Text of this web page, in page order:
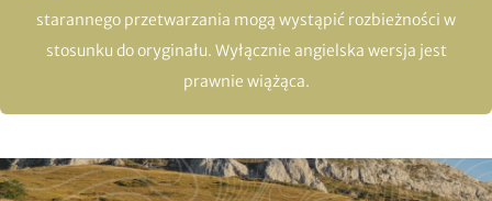
starannego przetwarzania mogą wystąpić rozbieżności w
stosunku do oryginału. Wyłącznie angielska wersja jest
prawnie wiążąca.
Paragraphs